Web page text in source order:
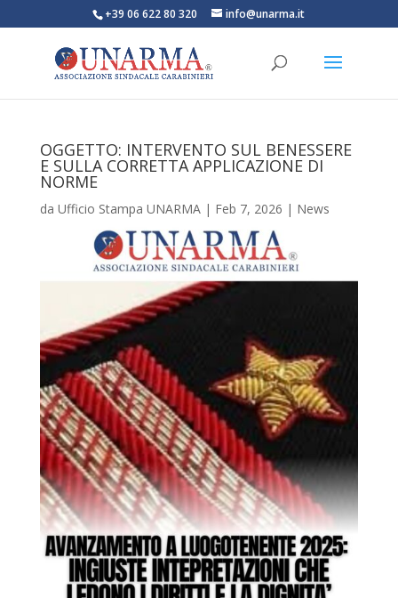
+39 06 622 80 320 info@unarma.it
OGGETTO: INTERVENTO SUL BENESSERE
E SULLA CORRETTA APPLICAZIONE DI
NORME
da Ufficio Stampa UNARMA| Feb 7, 2026 | News